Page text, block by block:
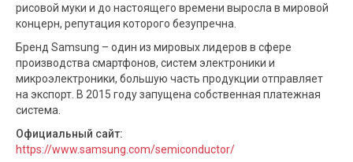
рисовой муки и до настоящего времени выросла в мировой
концерн, репутация которого безупречна.
Бренд Samsung – один из мировых лидеров в сфере
производства смартфонов, систем электроники и
микроэлектроники, большую часть продукции отправляет
на экспорт. В 2015 году запущена собственная платежная
система.
Официальный сайт:
https://www.samsung.com/semiconductor/